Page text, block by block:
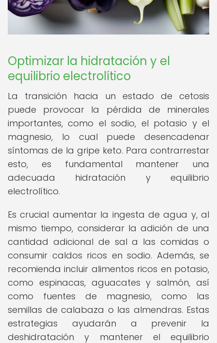
Optimizar la hidratación y el
equilibrio electrolítico
La transición hacia un estado de cetosis
puede provocar la pérdida de minerales
importantes, como el sodio, el potasio y el
magnesio, lo cual puede desencadenar
síntomas de la gripe keto. Para contrarrestar
esto, es fundamental mantener una
adecuada hidratación y equilibrio
electrolítico.
Es crucial aumentar la ingesta de agua y, al
mismo tiempo, considerar la adición de una
cantidad adicional de sal a las comidas o
consumir caldos ricos en sodio. Además, se
recomienda incluir alimentos ricos en potasio,
como espinacas, aguacates y salmón, así
como fuentes de magnesio, como las
semillas de calabaza o las almendras. Estas
estrategias ayudarán a prevenir la
deshidratación y mantener el equilibrio